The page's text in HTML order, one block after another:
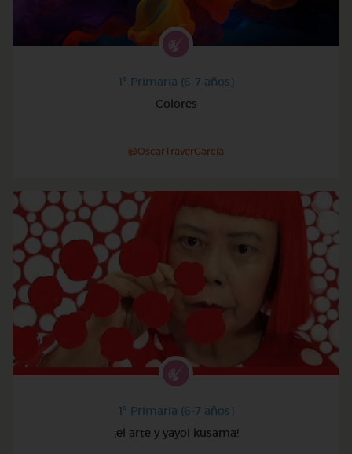
1º Primaria (6-7 años)
Colores
@OscarTraverGarcia
1º Primaria (6-7 años)
¡el arte y yayoi kusama!